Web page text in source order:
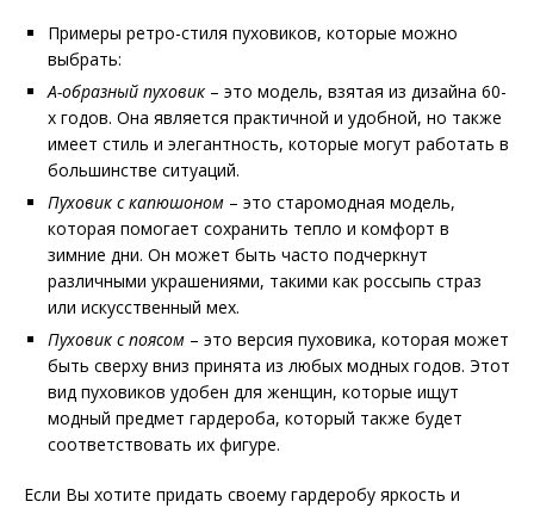
Примеры ретро-стиля пуховиков, которые можно
выбрать:
А-образный пуховик – это модель, взятая из дизайна 60-
х годов. Она является практичной и удобной, но также
имеет стиль и элегантность, которые могут работать в
большинстве ситуаций.
Пуховик с капюшоном – это старомодная модель,
которая помогает сохранить тепло и комфорт в
зимние дни. Он может быть часто подчеркнут
различными украшениями, такими как россыпь страз
или искусственный мех.
Пуховик с поясом – это версия пуховика, которая может
быть сверху вниз принята из любых модных годов. Этот
вид пуховиков удобен для женщин, которые ищут
модный предмет гардероба, который также будет
соответствовать их фигуре.
Если Вы хотите придать своему гардеробу яркость и